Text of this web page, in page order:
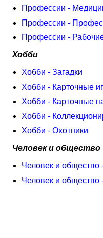
Профессии -
Профессии -
Профессии -
Хобби
Хобби - Загадки
Хобби - Карточные
Хобби - Карточные
Хобби -
Хобби - Охотники
Человек и общество
Человек и
Человек и общество